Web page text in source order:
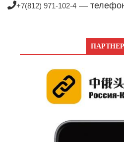
+7(812) 971-102-4 —